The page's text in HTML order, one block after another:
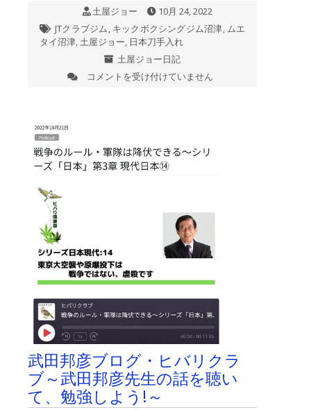
土屋ジョー
10月 24, 2022
JTクラブジム, キックボクシングジム沼津, ムエ
タイ沼津,土屋ジョー, 日本刀手入れ
土屋ジョー日記
日
れ
し
が
切
れ
る
は
コメントを受け付けていません
武田邦彦ブログ・ヒバリクラ
ブ～武田邦彦先生の話を聴い
て、勉強しよう!～